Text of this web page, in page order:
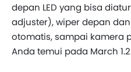
depan LED yang bisa
adjuster), wiper depan
otomatis, sampai kamera
Anda temui pada March